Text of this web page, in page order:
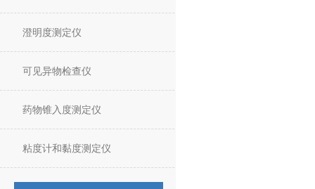
澄明度测定仪
可见异物检查仪
药物锥入度测定仪
粘度计和黏度测定仪